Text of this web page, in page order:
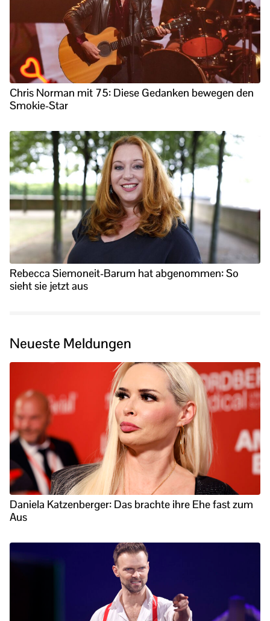
Chris Norman mit 75: Diese Gedanken bewegen den
Smokie-Star
Rebecca Siemoneit-Barum hat abgenommen: So
sieht sie jetzt aus
Neueste Meldungen
Daniela Katzenberger: Das brachte ihre Ehe fast zum
Aus